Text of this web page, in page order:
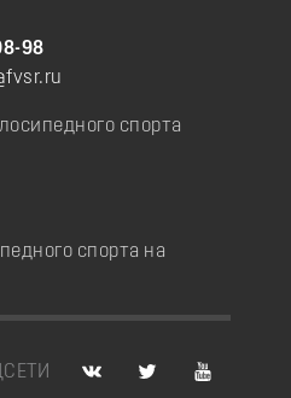
98
спорта
спорта на